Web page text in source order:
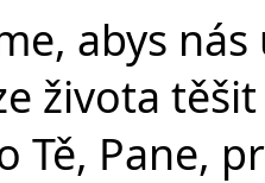
abys
života
Tě, Pane,